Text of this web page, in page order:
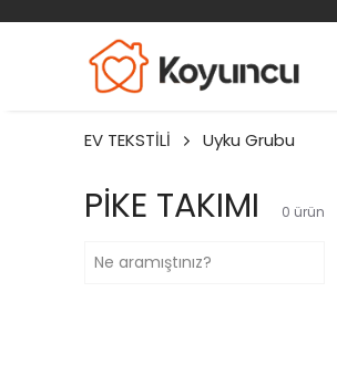
EV TEKSTİLİ Uyku Grubu
PİKE TAKIMI 0 ürün